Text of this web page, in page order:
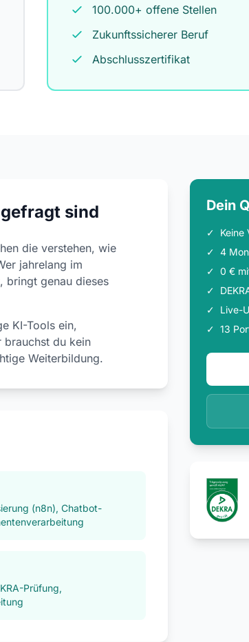
100.000+ offene Stellen
Zukunftssicherer Beruf
Abschlusszertifikat
sind
die verstehen, wie
jahrelang im
bringt genau dieses
KI-Tools ein,
brauchst du kein
Weiterbildung.
(n8n), Chatbot-
Prüfung,
Dein
✓
Keine
✓ 4
✓ 0 €
✓
✓
Live-
✓ 13